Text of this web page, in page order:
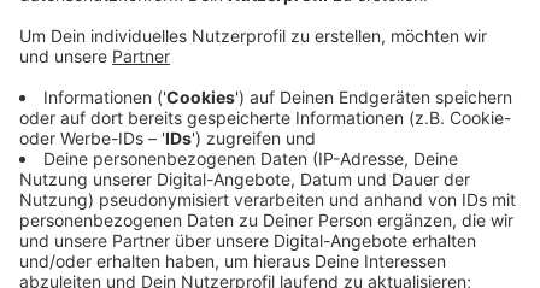
dazu, den Rest zahlt die Stadt Stolberg.
Die elektronischen Anzeigetafeln zeigen an den
Haltestellen die Abfahrtszeiten in Echtzeit und bei
Bedarf weitere aktuelle Infos an. Die Anlagen werden
2024 aufgestellt.
An Stolbergs zentralem ÖPNV-Knotenpunkt Mühlener
Bahnhof werden vier DFI-Anlagen aufgestellt. Jeweils